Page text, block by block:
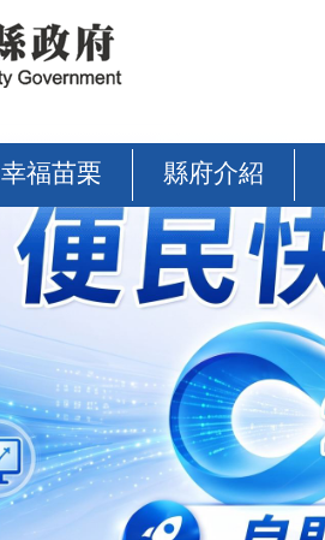
幸福苗栗 縣府介紹